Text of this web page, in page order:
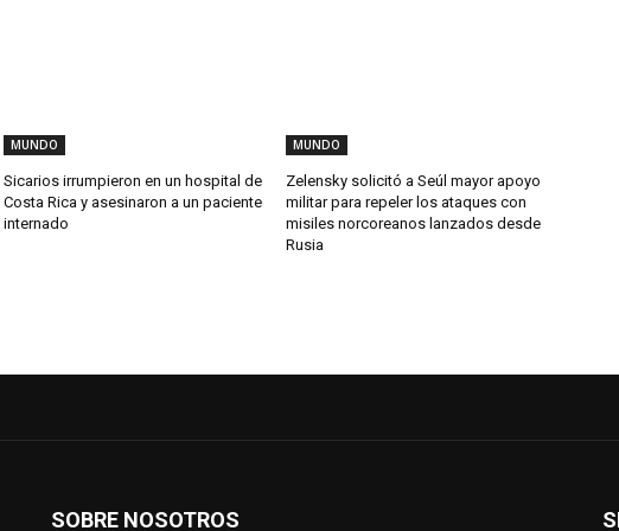
MUNDO
Sicarios irrumpieron en un hospital de
Costa Rica y asesinaron a un paciente
internado
MUNDO
Zelensky solicitó a Seúl mayor apoyo
militar para repeler los ataques con
misiles norcoreanos lanzados desde
Rusia
SOBRE NOSOTROS